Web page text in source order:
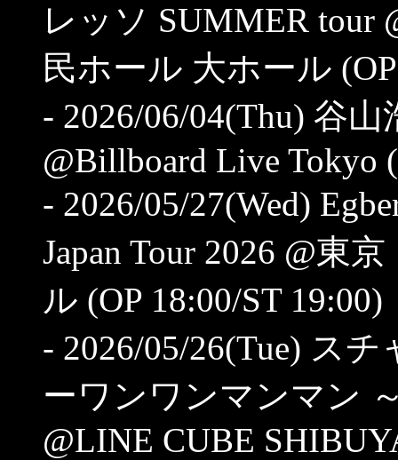
レッソ SUMMER tour
民ホール 大ホール
- 2026/06/04(Thu) 谷
@Billboard Live Tokyo
- 2026/05/27(Wed)
Japan Tour 2026 @東
ル (OP 18:00/ST 19:00)
- 2026/05/26(Tue) ス
ーワンワンマンマン
@LINE CUBE